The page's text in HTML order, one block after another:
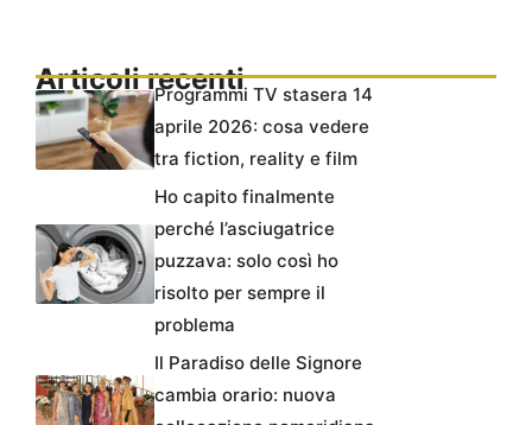
Articoli recentiProgrammi TV stasera 14
aprile 2026: cosa vedere
tra fiction, reality e film
Ho capito finalmente
perché l’asciugatrice
puzzava: solo così ho
risolto per sempre il
problema
Il Paradiso delle Signore
cambia orario: nuova